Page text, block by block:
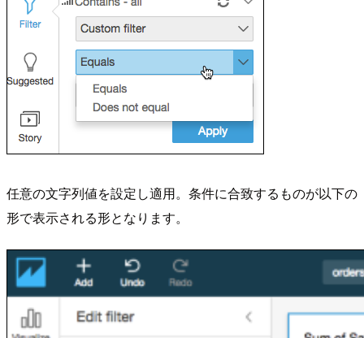
任意の文字列値を設定し適用。条件に合致するものが以下の
形で表示される形となります。